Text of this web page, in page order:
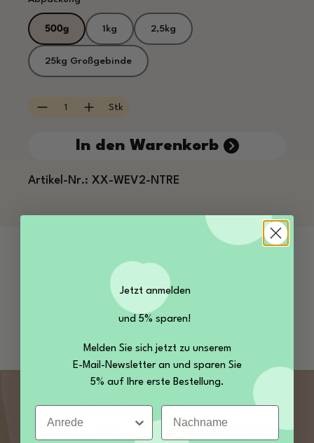
500g 1kg 2,5kg
25kg Großgebinde
Produkt Anzahl: Gib den gewünschten
Stk
In den Warenkorb
Artikel-Nr.: XX-WEV2-NTRE
Warum weiße Bio Quinoa bei Kamelur® kaufen?
Ob gepuffte Quinoa, Quinoaflocken oder
Quinoamehl - die Auswahl an Quinoaprodukt…
Trusted Shops Bewertungen
SERVICE KONTAKT
Jetzt anmelden
und 5% sparen!
Melden Sie sich jetzt zu unserem
E-Mail-Newsletter an und sparen Sie
5% auf Ihre erste Bestellung.
Anrede Nachname